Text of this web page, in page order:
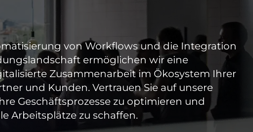
von Workflows und die Integration
ermöglichen wir eine
Zusammenarbeit im Ökosystem Ihrer
und Kunden. Vertrauen Sie auf unsere
Geschäftsprozesse zu optimieren und
Arbeitsplätze zu schaffen.